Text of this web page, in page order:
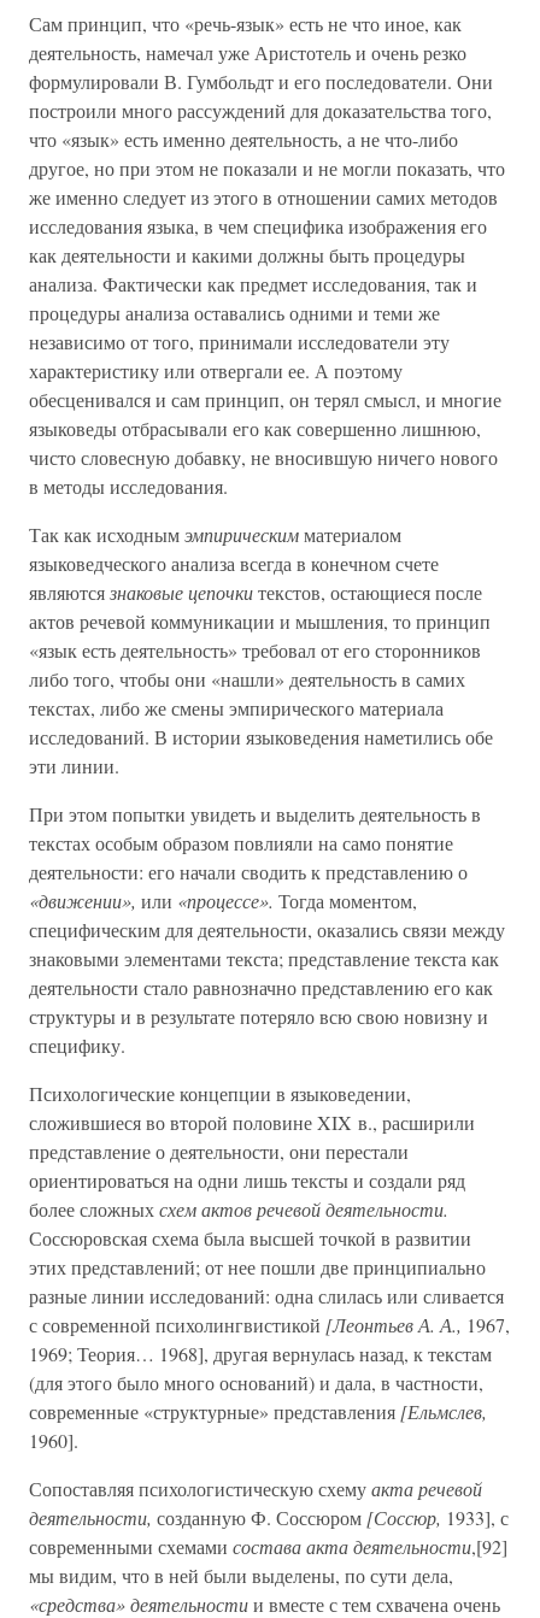
Сам принцип, что «речь-язык» есть не что иное, как
деятельность, намечал уже Аристотель и очень резко
формулировали В. Гумбольдт и его последователи. Они
построили много рассуждений для доказательства того,
что «язык» есть именно деятельность, а не что-либо
другое, но при этом не показали и не могли показать, что
же именно следует из этого в отношении самих методов
исследования языка, в чем специфика изображения его
как деятельности и какими должны быть процедуры
анализа. Фактически как предмет исследования, так и
процедуры анализа оставались одними и теми же
независимо от того, принимали исследователи эту
характеристику или отвергали ее. А поэтому
обесценивался и сам принцип, он терял смысл, и многие
языковеды отбрасывали его как совершенно лишнюю,
чисто словесную добавку, не вносившую ничего нового
в методы исследования.
Так как исходнымэмпирическимматериалом
языковедческого анализа всегда в конечном счете
являютсязнаковые цепочкитекстов, остающиеся после
актов речевой коммуникации и мышления, то принцип
«язык есть деятельность» требовал от его сторонников
либо того, чтобы они «нашли» деятельность в самих
текстах, либо же смены эмпирического материала
исследований. В истории языковедения наметились обе
эти линии.
При этом попытки увидеть и выделить деятельность в
текстах особым образом повлияли на само понятие
деятельности: его начали сводить к представлению о
«движении», или «процессе». Тогда моментом,
специфическим для деятельности, оказались связи между
знаковыми элементами текста; представление текста как
деятельности стало равнозначно представлению его как
структуры и в результате потеряло всю свою новизну и
специфику.
Психологические концепции в языковедении,
сложившиеся во второй половине XIX в., расширили
представление о деятельности, они перестали
ориентироваться на одни лишь тексты и создали ряд
более сложныхсхем актов речевой деятельности.
Соссюровская схема была высшей точкой в развитии
этих представлений; от нее пошли две принципиально
разные линии исследований: одна слилась или сливается
с современной психолингвистикой [Леонтьев А. А., 1967,
1969; Теория… 1968], другая вернулась назад, к текстам
(для этого было много оснований) и дала, в частности,
современные «структурные» представления [Ельмслев,
1960].
Сопоставляя психологистическую схемуакта речевой
деятельности, созданную Ф. Соссюром [Соссюр, 1933], с
современными схемами состава акта деятельности,[92]
мы видим, что в ней были выделены, по сути дела,
«средства» деятельностии вместе с тем схвачена очень